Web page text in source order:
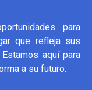
para
que refleja sus
aquí para
a su futuro.